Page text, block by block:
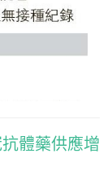
體藥供應增